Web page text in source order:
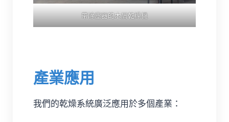
帶除塵器的木屑乾燥機
產業應用
我們的乾燥系統廣泛應用於多個產業：